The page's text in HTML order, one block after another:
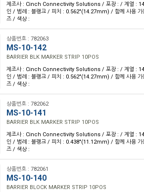
제조사 : Cinch Connectivity Solutions / 포장 : / 계열 :
인 / 범례 : 블랭크 / 피치 : 0.562"(14.27mm) / 함께 사용 가
즈 / 색상 :
상품번호 : 782063
MS-10-142
BARRIER BLK MARKER STRIP 10POS
제조사 : Cinch Connectivity Solutions / 포장 : / 계열 :
인 / 범례 : 블랭크 / 피치 : 0.562"(14.27mm) / 함께 사용 가
즈 / 색상 :
상품번호 : 782062
MS-10-141
BARRIER BLK MARKER STRIP 10POS
제조사 : Cinch Connectivity Solutions / 포장 : / 계열 :
인 / 범례 : 블랭크 / 피치 : 0.438"(11.12mm) / 함께 사용 가
즈 / 색상 :
상품번호 : 782061
MS-10-140
BARRIER BLOCK MARKER STRIP 10POS